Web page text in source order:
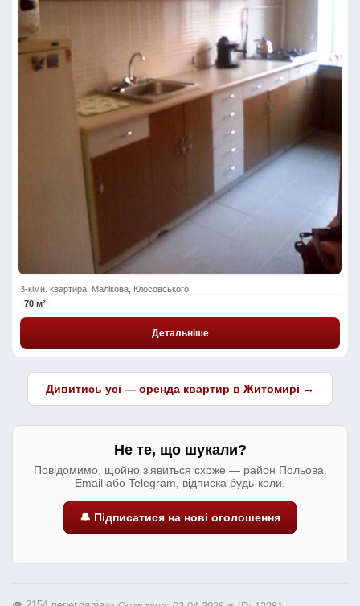
3-кімн. квартира, Малікова, Клосовського
70 м²
Детальніше
Дивитись усі — оренда квартир в Житомирі →
Не те, що шукали?
Повідомимо, щойно з'явиться схоже — район Польова.
Email або Telegram, відписка будь-коли.
🔔 Підписатися на нові оголошення